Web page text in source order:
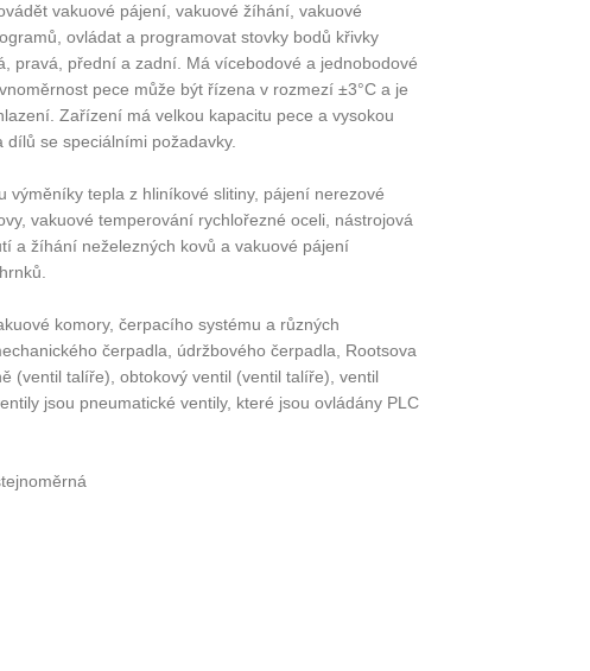
vakuové pájení, vakuové žíhání, vakuové
ovládat a programovat stovky bodů křivky
pravá, přední a zadní. Má vícebodové a jednobodové
pece může být řízena v rozmezí ±3°C a je
Zařízení má velkou kapacitu pece a vysokou
se speciálními požadavky.
tepla z hliníkové slitiny, pájení nerezové
vakuové temperování rychlořezné oceli, nástrojová
a žíhání neželezných kovů a vakuové pájení
komory, čerpacího systému a různých
čerpadla, údržbového čerpadla, Rootsova
(ventil talíře), obtokový ventil (ventil talíře), ventil
jsou pneumatické ventily, které jsou ovládány PLC